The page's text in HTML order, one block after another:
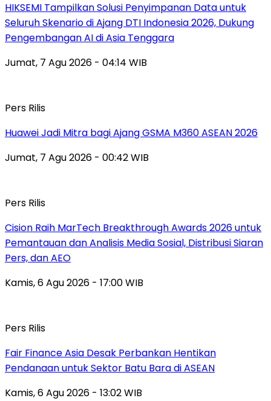
HIKSEMI Tampilkan Solusi Penyimpanan Data untuk
Seluruh Skenario di Ajang DTI Indonesia 2026, Dukung
Pengembangan AI di Asia Tenggara
Jumat, 7 Agu 2026 - 04:14 WIB
Pers Rilis
Huawei Jadi Mitra bagi Ajang GSMA M360 ASEAN 2026
Jumat, 7 Agu 2026 - 00:42 WIB
Pers Rilis
Cision Raih MarTech Breakthrough Awards 2026 untuk
Pemantauan dan Analisis Media Sosial, Distribusi Siaran
Pers, dan AEO
Kamis, 6 Agu 2026 - 17:00 WIB
Pers Rilis
Fair Finance Asia Desak Perbankan Hentikan
Pendanaan untuk Sektor Batu Bara di ASEAN
Kamis, 6 Agu 2026 - 13:02 WIB